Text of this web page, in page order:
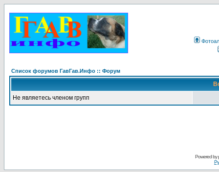
Список форумов ГавГав.Инфо :: Форум
Не являетесь членом групп
Powered by